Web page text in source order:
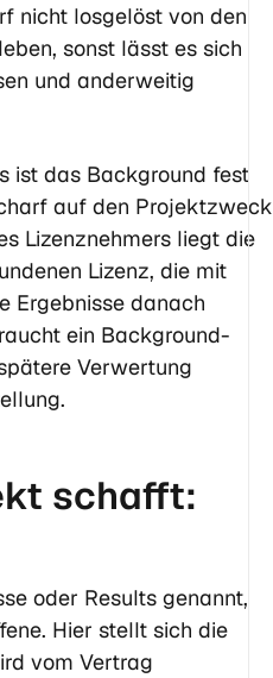
nicht losgelöst von den
sonst lässt es sich
und anderweitig
ist das Background fest
auf den Projektzweck
Lizenznehmers liegt die
Lizenz, die mit
Ergebnisse danach
ein Background-
Verwertung
schafft:
oder Results genannt,
Hier stellt sich die
vom Vertrag